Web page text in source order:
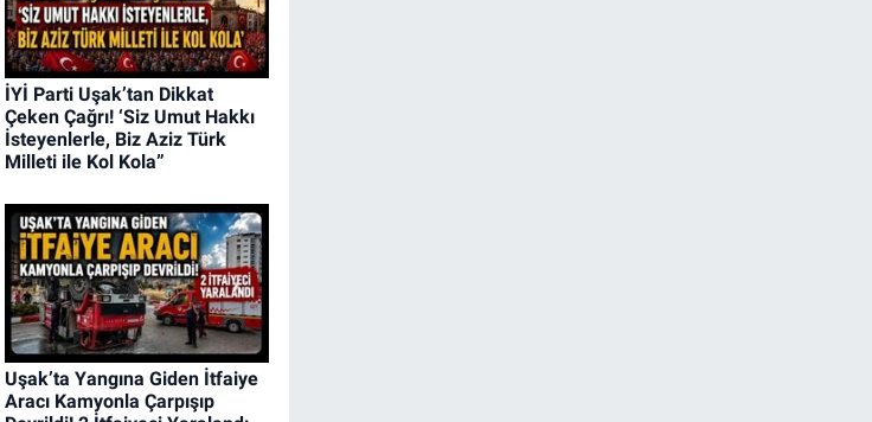
İYİ Parti Uşak’tan Dikkat
Çeken Çağrı! ‘Siz Umut Hakkı
İsteyenlerle, Biz Aziz Türk
Milleti ile Kol Kola”
Uşak’ta Yangına Giden İtfaiye
Aracı Kamyonla Çarpışıp